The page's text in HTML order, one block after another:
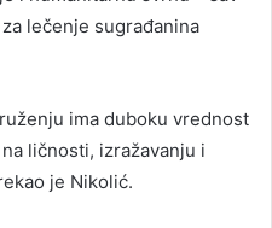
lečenje sugrađanina
ima duboku vrednost
ličnosti, izražavanju i
je Nikolić.